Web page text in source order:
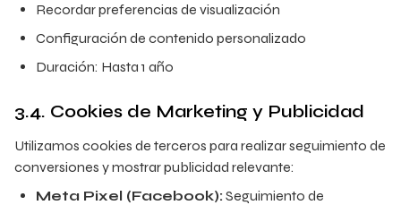
Recordar preferencias de visualización
Configuración de contenido personalizado
Duración: Hasta 1 año
3.4. Cookies de Marketing y Publicidad
Utilizamos cookies de terceros para realizar seguimiento de
conversiones y mostrar publicidad relevante:
Meta Pixel (Facebook): Seguimiento de